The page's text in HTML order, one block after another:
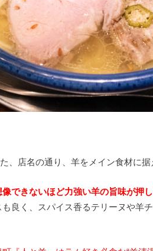
、店名の通り、羊をメイン食材に
できないほど力強い羊の旨味が押
良く、スパイス香るテリーヌや羊